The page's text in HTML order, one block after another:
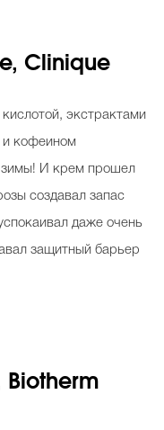
Clinique
экстрактами
и кофеином
зимы! И крем прошел
создавал запас
даже очень
защитный барьер